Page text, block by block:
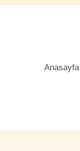
Anasayfa